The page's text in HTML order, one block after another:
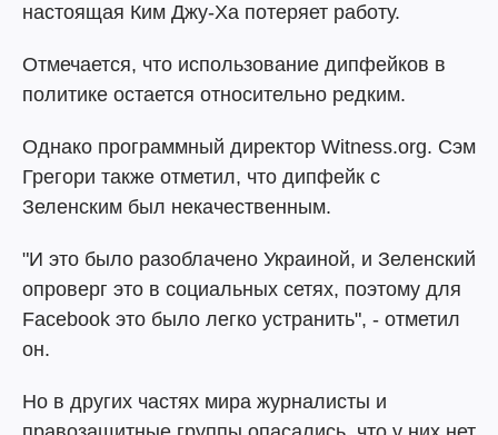
настоящая Ким Джу-Ха потеряет работу.
Отмечается, что использование дипфейков в
политике остается относительно редким.
Однако программный директор Witness.org. Сэм
Грегори также отметил, что дипфейк с
Зеленским был некачественным.
"И это было разоблачено Украиной, и Зеленский
опроверг это в социальных сетях, поэтому для
Facebook это было легко устранить", - отметил
он.
Но в других частях мира журналисты и